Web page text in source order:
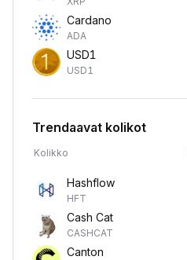
Cardano
ADA
USD1
USD1
Trendaavat kolikot
Kolikko
Hashflow
HFT
Cash Cat
CASHCAT
Canton